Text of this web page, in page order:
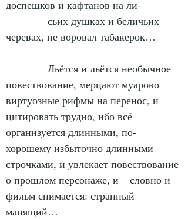
доспешков и кафтанов на ли-
сьих душках и беличьих
черевах, не воровал табакерок…
Льётся и льётся необычное
повествование, мерцают муарово
виртуозные рифмы на перенос, и
цитировать трудно, ибо всё
организуется длинными, по-
хорошему избыточно длинными
строчками, и увлекает повествование
о прошлом персонаже, и – словно и
фильм снимается: странный
манящий…